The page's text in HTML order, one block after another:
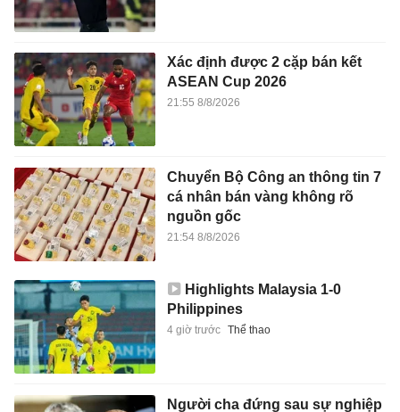
Xác định được 2 cặp bán kết
ASEAN Cup 2026
21:55 8/8/2026
Chuyển Bộ Công an thông tin 7
cá nhân bán vàng không rõ
nguồn gốc
21:54 8/8/2026
Highlights Malaysia 1-0
Philippines
4 giờ trước Thể thao
Người cha đứng sau sự nghiệp